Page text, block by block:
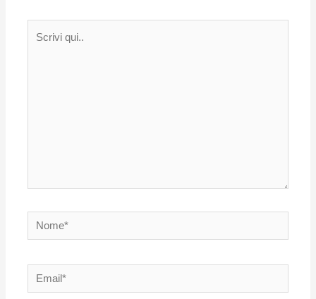
Nome*
Email*